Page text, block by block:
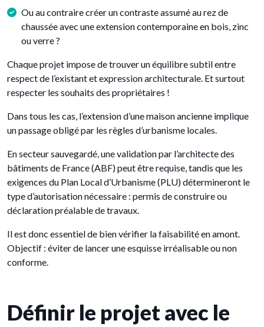
Ou au contraire créer un contraste assumé au rez de
chaussée avec une extension contemporaine en bois, zinc
ou verre ?
Chaque projet impose de trouver un équilibre subtil entre
respect de l’existant et expression architecturale. Et surtout
respecter les souhaits des propriétaires !
Dans tous les cas, l’extension d’une maison ancienne implique
un passage obligé par les règles d’urbanisme locales.
En secteur sauvegardé, une validation par l’architecte des
bâtiments de France (ABF) peut être requise, tandis que les
exigences du Plan Local d’Urbanisme (PLU) détermineront le
type d’autorisation nécessaire : permis de construire ou
déclaration préalable de travaux.
Il est donc essentiel de bien vérifier la faisabilité en amont.
Objectif : éviter de lancer une esquisse irréalisable ou non
conforme.
Définir le projet avec le